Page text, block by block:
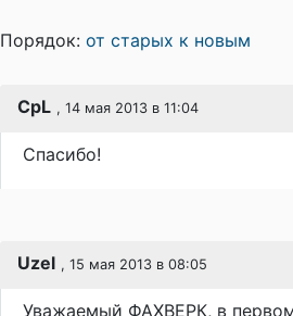
Порядок: от старых к новым
CpL , 14 мая 2013 в 11:04
Спасибо!
Uzel , 15 мая 2013 в 08:05
Уважаемый ФАХВЕРК, в первом